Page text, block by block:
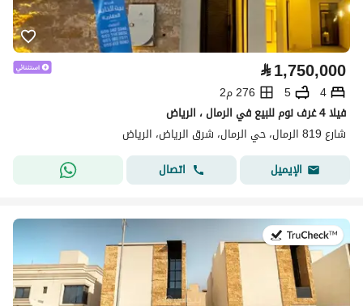
⃁1,750,000
4
5
276 م2
فيلا 4 غرف نوم للبيع في الرمال ، الرياض
شارع 819 الرمال، حي الرمال، شرق الرياض، الرياض
الإيميل
اتصال
في:27 يوليو 2026